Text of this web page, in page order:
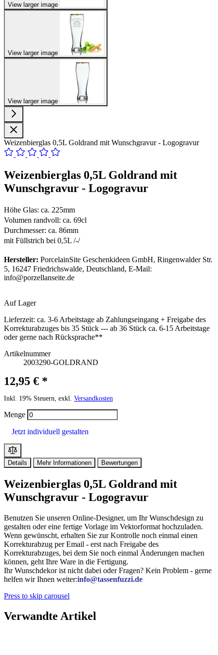
View larger image
View larger image
View larger image
Weizenbierglas 0,5L Goldrand mit Wunschgravur - Logogravur
Weizenbierglas 0,5L Goldrand mit
Wunschgravur - Logogravur
Höhe Glas: ca. 225mm
Volumen randvoll: ca. 69cl
Durchmesser: ca. 86mm
mit Füllstrich bei 0,5L /-/
Hersteller: PorcelainSite Geschenkideen GmbH, Ringenwalder Str.
5, 16247 Friedrichswalde, Deutschland, E-Mail:
info@porzellanseite.de
Auf Lager
Lieferzeit: ca. 3-6 Arbeitstage ab Zahlungseingang + Freigabe des
Korrekturabzuges bis 35 Stück --- ab 36 Stück ca. 6-15 Arbeitstage
oder gerne nach Rücksprache**
Artikelnummer
2003290-GOLDRAND
12,95 € *
Inkl. 19% Steuern, exkl. Versandkosten
Menge
Jetzt individuell gestalten
Details Mehr Informationen Bewertungen
Weizenbierglas 0,5L Goldrand mit
Wunschgravur - Logogravur
Benutzen Sie unseren Online-Designer, um Ihr Wunschdesign zu
gestalten oder eine fertige Vorlage im Vektorformat hochzuladen.
Wenn gewünscht, erhalten Sie zur Kontrolle noch einmal einen
Korrekturabzug per Email - erst nach Freigabe des
Korrekturabzuges, bei dem Sie noch einmal Änderungen machen
können, geht Ihre Ware in die Fertigung.
Ihr Wunschdekor ist nicht dabei oder Fragen? Kein Problem - gerne
helfen wir Ihnen weiter:info@tassenfuzzi.de
Press to skip carousel
Verwandte Artikel